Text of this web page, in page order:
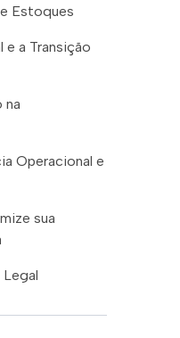
Estoques
e a Transição
na
Operacional e
sua
Legal